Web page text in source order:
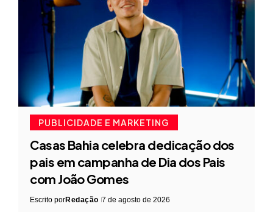
PUBLICIDADE E MARKETING
Casas Bahia celebra dedicação dos
pais em campanha de Dia dos Pais
com João Gomes
Escrito porRedação 7 de agosto de 2026